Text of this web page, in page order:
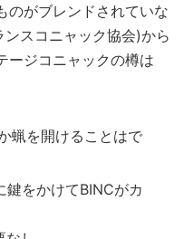
のがブレンドされていな
スコニャック協会)から
ージコニャックの樽は
蝋を開けることはで
をかけてBINCがカ